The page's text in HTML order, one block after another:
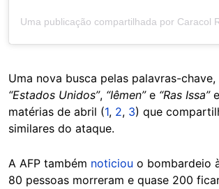
Uma nova busca pelas palavras-chave,
“Estados Unidos”, “Iêmen”e “Ras Issa”
matérias de abril (1, 2, 3) que
similares do ataque.
A AFP também noticiou o bombardeio
80 pessoas morreram e quase 200